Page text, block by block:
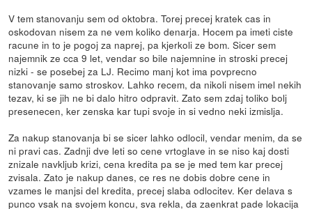
V tem stanovanju sem od oktobra. Torej precej kratek cas in
oskodovan nisem za ne vem koliko denarja. Hocem pa imeti ciste
racune in to je pogoj za naprej, pa kjerkoli ze bom. Sicer sem
najemnik ze cca 9 let, vendar so bile najemnine in stroski precej
nizki - se posebej za LJ. Recimo manj kot ima povprecno
stanovanje samo stroskov. Lahko recem, da nikoli nisem imel nekih
tezav, ki se jih ne bi dalo hitro odpravit. Zato sem zdaj toliko bolj
presenecen, ker zenska kar tupi svoje in si vedno neki izmislja.
Za nakup stanovanja bi se sicer lahko odlocil, vendar menim, da se
ni pravi cas. Zadnji dve leti so cene vrtoglave in se niso kaj dosti
znizale navkljub krizi, cena kredita pa se je med tem kar precej
zvisala. Zato je nakup danes, ce res ne dobis dobre cene in
vzames le manjsi del kredita, precej slaba odlocitev. Ker delava s
punco vsak na svojem koncu, sva rekla, da zaenkrat pade lokacija